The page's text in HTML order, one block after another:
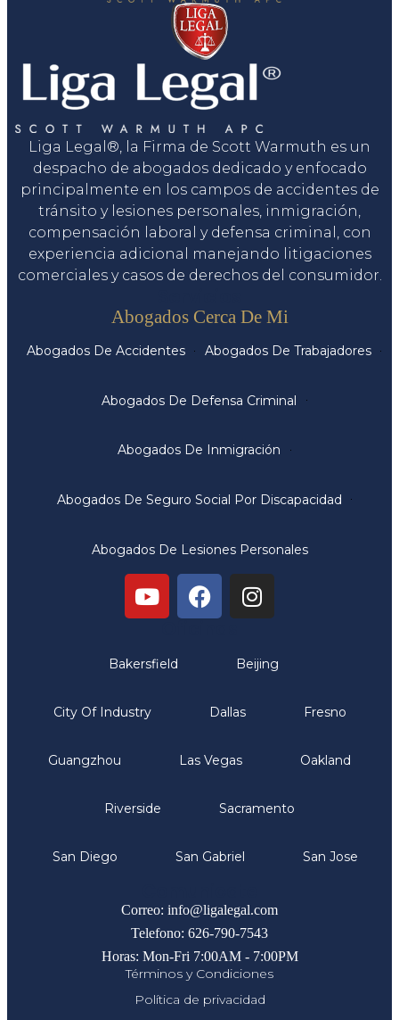
Liga Legal®, la Firma de Scott Warmuth es un
despacho de abogados dedicado y enfocado
principalmente en los campos de accidentes de
tránsito y lesiones personales, inmigración,
compensación laboral y defensa criminal, con
experiencia adicional manejando litigaciones
comerciales y casos de derechos del consumidor.
Abogados Cerca De Mi
Abogados De Accidentes Abogados De Trabajadores
Abogados De Defensa Criminal
Abogados De Inmigración
Abogados De Seguro Social Por Discapacidad
Abogados De Lesiones Personales
Bakersfield Beijing
City Of Industry Dallas Fresno
Guangzhou Las Vegas Oakland
Riverside Sacramento
San Diego San Gabriel San Jose
Correo: info@ligalegal.com
Telefono: 626-790-7543
Horas: Mon-Fri 7:00AM - 7:00PM
Términos y Condiciones
Política de privacidad